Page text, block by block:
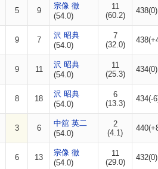
5 9
宗像 徹
(54.0)
11
(60.2)
438(0)
9 7
沢 昭典
(54.0)
7
(32.0)
9 11
沢 昭典
(54.0)
11
(25.3)
434(0)
8 18
沢 昭典
(54.0)
6
(13.3)
434(-
3 6
中舘 英二
(54.0)
2
(4.1)
6 13
宗像 徹
(54.0)
11
(29.0)
432(0)